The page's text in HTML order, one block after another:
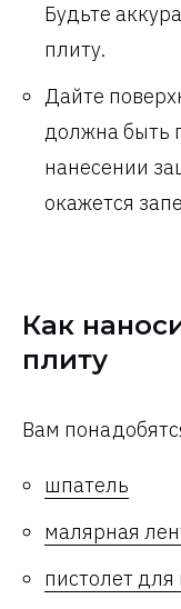
Будьте
плиту.
Дайте
должна быть
нанесении
окажется
Как
плиту
Вам
шпатель
малярная
пистолет